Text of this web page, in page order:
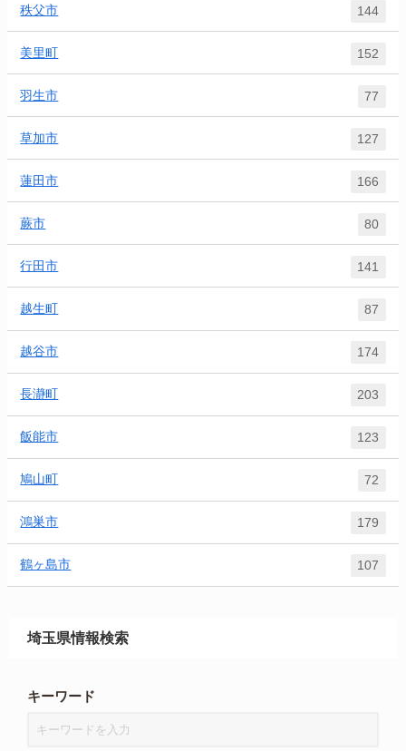
秩父市 144
美里町 152
羽生市 77
草加市 127
蓮田市 166
蕨市 80
行田市 141
越生町 87
越谷市 174
長瀞町 203
飯能市 123
鳩山町 72
鴻巣市 179
鶴ヶ島市 107
埼玉県情報検索
キーワード